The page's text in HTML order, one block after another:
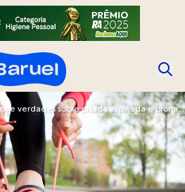
Mitos e verdades sobre pisada supinada e pronada